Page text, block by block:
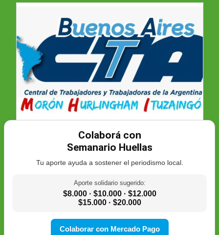
Colaborá con
Semanario Huellas
Tu aporte ayuda a sostener el periodismo local.
Aporte solidario sugerido:
$8.000 · $10.000 · $12.000
$15.000 · $20.000
Colaborar con Mercado Pago